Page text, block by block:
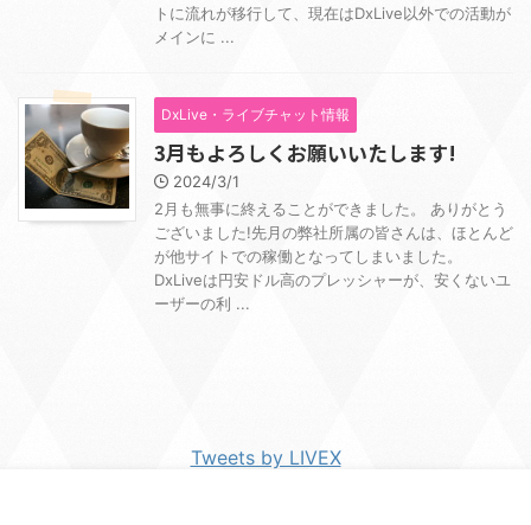
トに流れが移行して、現在はDxLive以外での活動が
メインに ...
DxLive・ライブチャット情報
3月もよろしくお願いいたします!
2024/3/1
2月も無事に終えることができました。 ありがとう
ございました!先月の弊社所属の皆さんは、ほとんど
が他サイトでの稼働となってしまいました。
DxLiveは円安ドル高のプレッシャーが、安くないユ
ーザーの利 ...
Tweets by LIVEX